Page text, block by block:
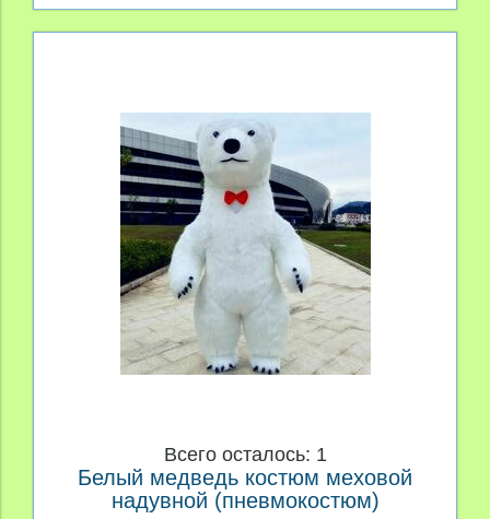
Всего осталось: 1
Белый медведь костюм меховой
надувной (пневмокостюм)